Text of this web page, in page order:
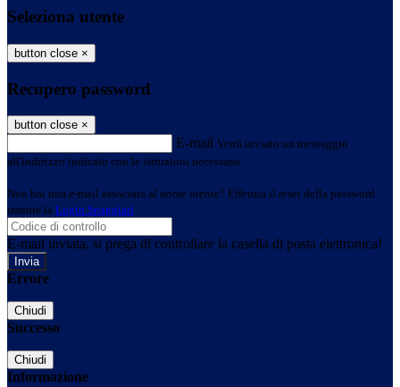
Seleziona utente
button close ×
Recupero password
button close ×
E-mail Verrà inviato un messaggio
all'indirizzo indicato con le istruzioni necessarie.
Non hai una e-mail associata al nome utente? Effettua il reset della password
tramite la Login Spaggiari
E-mail inviata, si prega di controllare la casella di posta elettronica!
Errore
Chiudi
Successo
Chiudi
Informazione